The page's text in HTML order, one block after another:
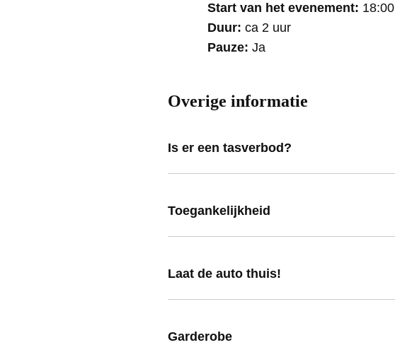
Start van het evenement: 18:00
Duur: ca 2 uur
Pauze: Ja
Overige informatie
Is er een tasverbod?
Toegankelijkheid
Laat de auto thuis!
Garderobe